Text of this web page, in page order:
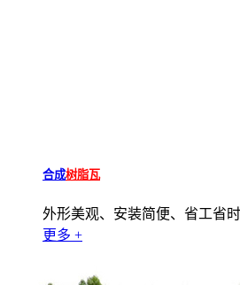
合成树脂瓦
外形美观、安装简便、省工省
更多 +